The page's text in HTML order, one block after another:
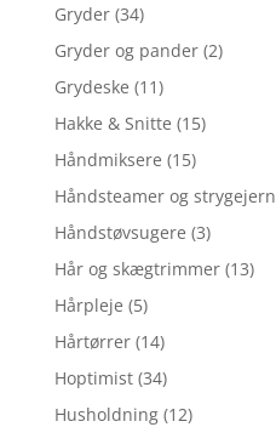
Gryder (34)
Gryder og pander (2)
Grydeske (11)
Hakke & Snitte (15)
Håndmiksere (15)
Håndsteamer og strygejern
Håndstøvsugere (3)
Hår og skægtrimmer (13)
Hårpleje (5)
Hårtørrer (14)
Hoptimist (34)
Husholdning (12)